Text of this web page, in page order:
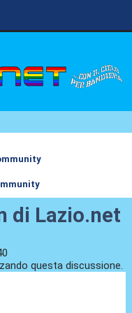
di Lazio.net
questa discussione.